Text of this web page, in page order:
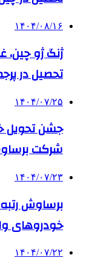
۱۴۰۴/۰۸/۱۶
ژنگ ژو
تحصیل در
۱۴۰۴/۰۷/۲۵
جشن تحویل
شرکت
۱۴۰۴/۰۷/۲۳
برساوش
خودروهای
۱۴۰۴/۰۷/۲۲